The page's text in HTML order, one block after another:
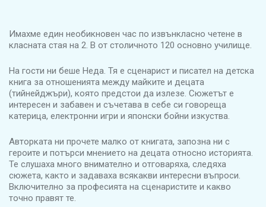
Имахме един необикновен час по извънкласно четене в
класната стая на 2. В от столичното 120 основно училище.
На гости ни беше Неда. Тя е сценарист и писател на детска
книга за отношенията между майките и децата
(тийнейджъри), която предстои да излезе. Сюжетът е
интересен и забавен и съчетава в себе си говореща
катерица, електронни игри и японски бойни изкуства.
Авторката ни прочете малко от книгата, запозна ни с
героите и потърси мнението на децата относно историята.
Те слушаха много внимателно и отговаряха, следяха
сюжета, както и задаваха всякакви интересни въпроси.
Включително за професията на сценаристите и какво
точно правят те.